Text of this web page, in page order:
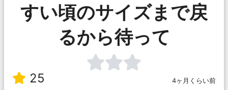
すい頃のサイズまで戻
るから待って
25 4ヶ月くらい前